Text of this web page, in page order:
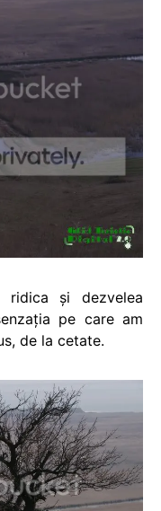
şi dezvelea
pe care am
de la cetate.